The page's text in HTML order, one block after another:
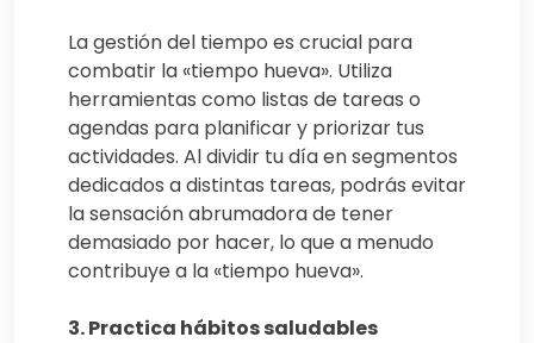
La gestión del tiempo es crucial para
combatir la «tiempo hueva». Utiliza
herramientas como listas de tareas o
agendas para planificar y priorizar tus
actividades. Al dividir tu día en segmentos
dedicados a distintas tareas, podrás evitar
la sensación abrumadora de tener
demasiado por hacer, lo que a menudo
contribuye a la «tiempo hueva».
3. Practica hábitos saludables